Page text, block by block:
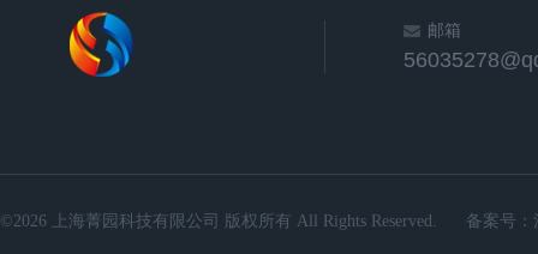
邮箱
©2026 上海菁园科技有限公司 版权所有 All Rights Reserved. 备案号：